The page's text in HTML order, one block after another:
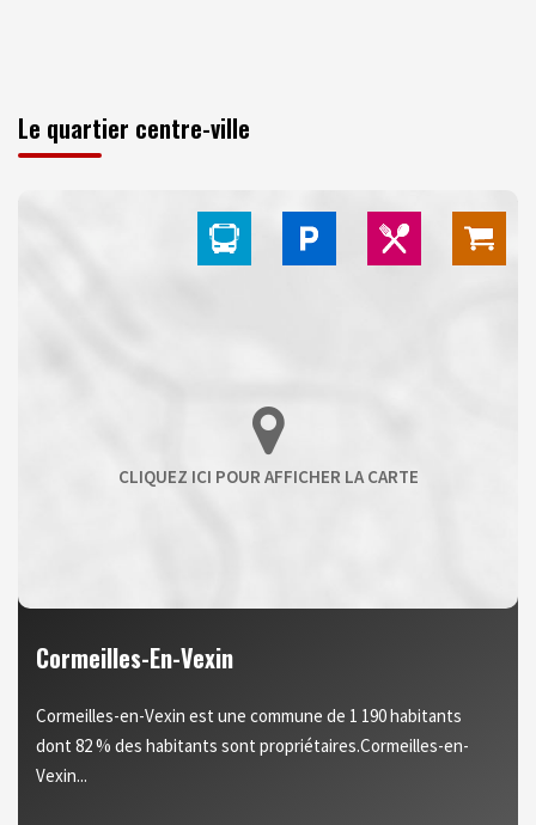
Le quartier centre-ville
Cormeilles-En-Vexin
Cormeilles-en-Vexin est une commune de 1 190 habitants
dont 82 % des habitants sont propriétaires.Cormeilles-en-
Vexin...